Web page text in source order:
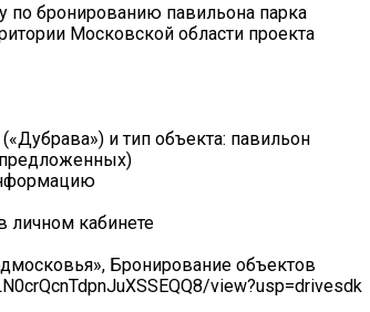
по бронированию павильона парка
Московской области проекта
и тип объекта: павильон
предложенных)
личном кабинете
Бронирование объектов
view?usp=drivesdk